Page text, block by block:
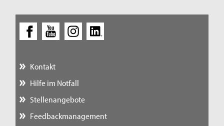
Kontakt
Hilfe im Notfall
Stellenangebote
Feedbackmanagement